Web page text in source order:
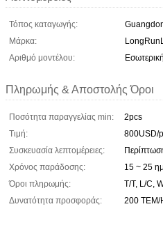
Τόπος καταγωγής:
Μάρκα:
Αριθμό μοντέλου:
Πληρωμής & Αποστολής Όροι
Ποσότητα παραγγελίας min:
2pcs
Τιμή:
800USD/
Συσκευασία λεπτομέρειες:
Χρόνος παράδοσης:
15 ~ 25
Όροι πληρωμής:
T/T, L/C,
Δυνατότητα προσφοράς:
200